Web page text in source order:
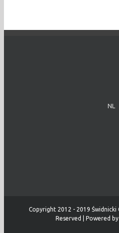
NL
Copyright 2012 - 2019
Reserved | Powered by